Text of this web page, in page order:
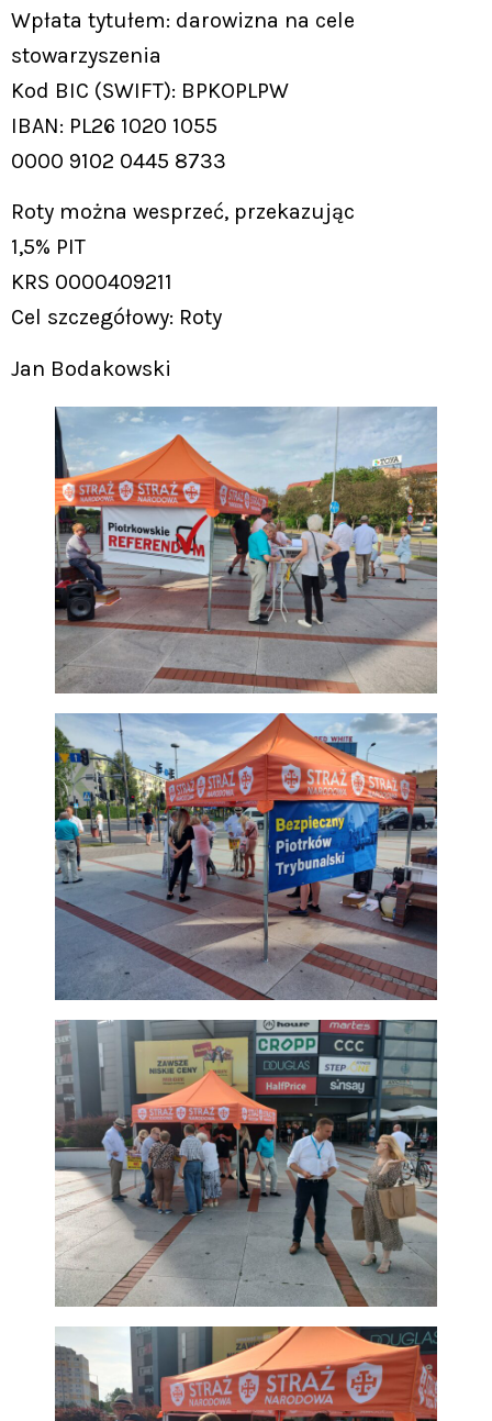
Wpłata tytułem: darowizna na cele
stowarzyszenia
Kod BIC (SWIFT): BPKOPLPW
IBAN: PL26 1020 1055
0000 9102 0445 8733
Roty można wesprzeć, przekazując
1,5% PIT
KRS 0000409211
Cel szczegółowy: Roty
Jan Bodakowski